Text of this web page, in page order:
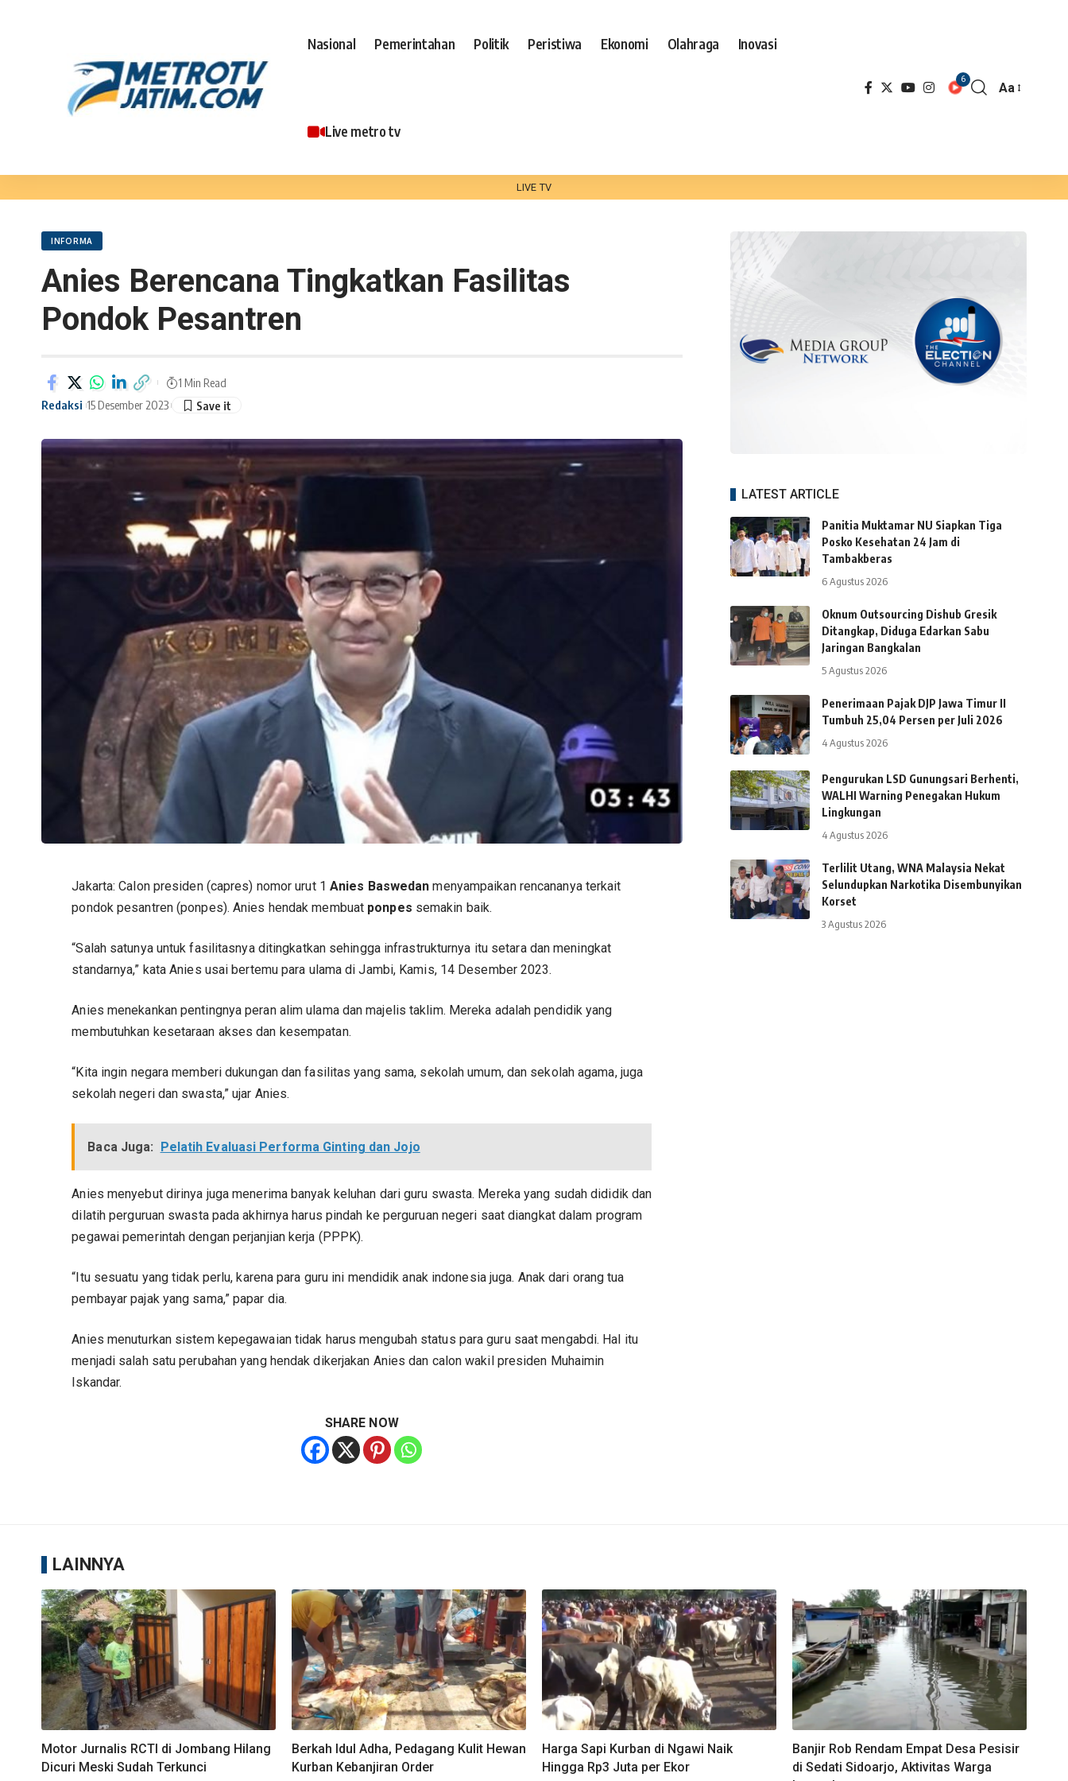
Nasional Pemerintahan Politik Peristiwa Ekonomi Olahraga Inovasi
Live metro tv
6
Aa
LIVE TV
INFORMA
Anies Berencana Tingkatkan Fasilitas
Pondok Pesantren
Redaksi 15 Desember 2023
1 Min Read
Jakarta: Calon presiden (capres) nomor urut 1 Anies Baswedan menyampaikan rencananya terkait
pondok pesantren (ponpes). Anies hendak membuat ponpes semakin baik.
“Salah satunya untuk fasilitasnya ditingkatkan sehingga infrastrukturnya itu setara dan meningkat
standarnya,” kata Anies usai bertemu para ulama di Jambi, Kamis, 14 Desember 2023.
Anies menekankan pentingnya peran alim ulama dan majelis taklim. Mereka adalah pendidik yang
membutuhkan kesetaraan akses dan kesempatan.
“Kita ingin negara memberi dukungan dan fasilitas yang sama, sekolah umum, dan sekolah agama, juga
sekolah negeri dan swasta,” ujar Anies.
Baca Juga: Pelatih Evaluasi Performa Ginting dan Jojo
Anies menyebut dirinya juga menerima banyak keluhan dari guru swasta. Mereka yang sudah dididik dan
dilatih perguruan swasta pada akhirnya harus pindah ke perguruan negeri saat diangkat dalam program
pegawai pemerintah dengan perjanjian kerja (PPPK).
“Itu sesuatu yang tidak perlu, karena para guru ini mendidik anak indonesia juga. Anak dari orang tua
pembayar pajak yang sama,” papar dia.
Anies menuturkan sistem kepegawaian tidak harus mengubah status para guru saat mengabdi. Hal itu
menjadi salah satu perubahan yang hendak dikerjakan Anies dan calon wakil presiden Muhaimin
Iskandar.
SHARE NOW
LATEST ARTICLE
Panitia Muktamar NU Siapkan Tiga
Posko Kesehatan 24 Jam di
Tambakberas
6 Agustus 2026
Oknum Outsourcing Dishub Gresik
Ditangkap, Diduga Edarkan Sabu
Jaringan Bangkalan
5 Agustus 2026
Penerimaan Pajak DJP Jawa Timur II
Tumbuh 25,04 Persen per Juli 2026
4 Agustus 2026
Pengurukan LSD Gunungsari Berhenti,
WALHI Warning Penegakan Hukum
Lingkungan
4 Agustus 2026
Terlilit Utang, WNA Malaysia Nekat
Selundupkan Narkotika Disembunyikan
Korset
3 Agustus 2026
LAINNYA
Motor Jurnalis RCTI di Jombang Hilang
Dicuri Meski Sudah Terkunci
Berkah Idul Adha, Pedagang Kulit Hewan
Kurban Kebanjiran Order
Harga Sapi Kurban di Ngawi Naik
Hingga Rp3 Juta per Ekor
Banjir Rob Rendam Empat Desa Pesisir
di Sedati Sidoarjo, Aktivitas Warga